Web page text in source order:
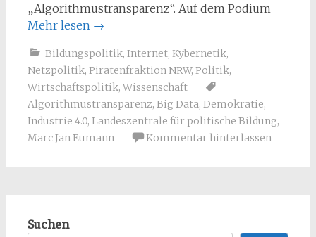
„Algorithmustransparenz“. Auf dem Podium
Mehr lesen →
Bildungspolitik, Internet, Kybernetik,
Netzpolitik, Piratenfraktion NRW, Politik,
Wirtschaftspolitik, Wissenschaft
Algorithmustransparenz, Big Data, Demokratie,
Industrie 4.0, Landeszentrale für politische Bildung,
Marc Jan Eumann
Kommentar hinterlassen
Suchen